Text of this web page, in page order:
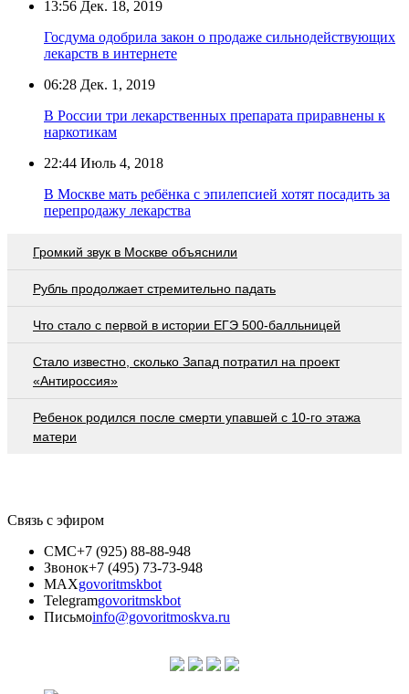
13:56 Дек. 18, 2019
Госдума одобрила закон о продаже сильнодействующих
лекарств в интернете
06:28 Дек. 1, 2019
В России три лекарственных препарата приравнены к
наркотикам
22:44 Июль 4, 2018
В Москве мать ребёнка с эпилепсией хотят посадить за
перепродажу лекарства
Громкий звук в Москве объяснили
Рубль продолжает стремительно падать
Что стало с первой в истории ЕГЭ 500-балльницей
Стало известно, сколько Запад потратил на проект
«Антироссия»
Ребенок родился после смерти упавшей с 10-го этажа
матери
Связь с эфиром
СМС+7 (925) 88-88-948
Звонок+7 (495) 73-73-948
MAXgovoritmskbot
Telegramgovoritmskbot
Письмоinfo@govoritmoskva.ru